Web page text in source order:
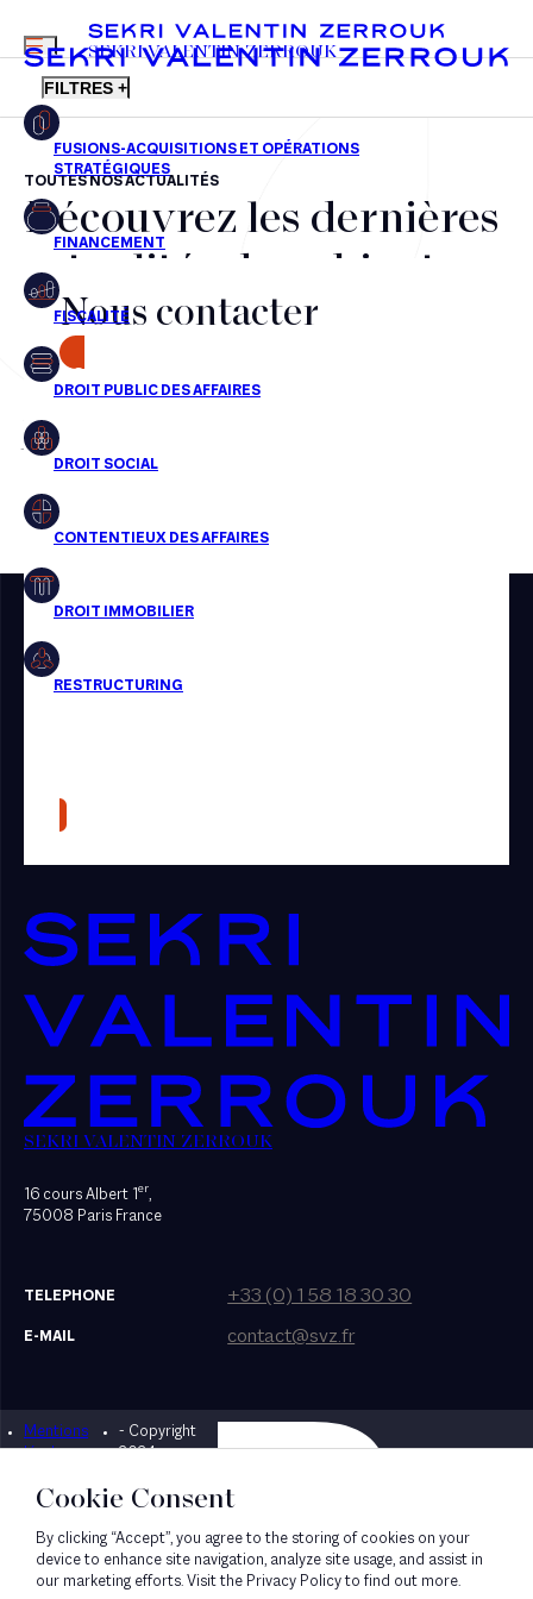
FR EN
MENU
SEKRI VALENTIN ZERROUK
FILTRES +
Fusions-acquisitions et opérations stratégiques
Financement
Fiscalité
Droit public des affaires
Droit social
Droit immobilier
Restructuring
Presse
TOUTES NOS ACTUALITÉS
Découvrez les dernières
actualités du cabinet,
nos récompenses et nos
transactions, jour après
jour
Aucun résultats pour cette recherche
Nous contacter
SEKRI VALENTIN ZERROUK
16 cours Albert 1er,
75008 Paris France
TELEPHONE +33 (0) 1 58 18 30 30
E-MAIL contact@svz.fr
Mentions
légales
- Copyright
2024
Designed by Bonhomme
Cookie Consent
By clicking “Accept”, you agree to the storing of cookies on your
device to enhance site navigation, analyze site usage, and assist in
our marketing efforts. Visit the Privacy Policy to find out more.